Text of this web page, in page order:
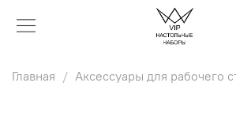
Главная Аксессуары для рабочего